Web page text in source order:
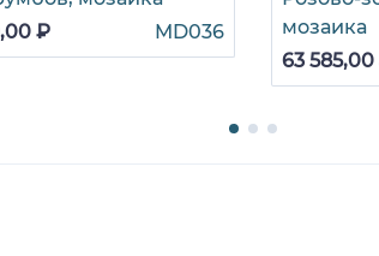
₽
MD036
мозаика
63